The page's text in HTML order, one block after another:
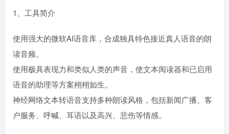
1、工具简介
使用强大的微软AI语音库，合成独具特色接近真人语音的朗
读音频。
使用极具表现力和类似人类的声音，使文本阅读器和已启用
语音的助理等方案栩栩如生。
神经网络文本转语音支持多种朗读风格，包括新闻广播、客
户服务、呼喊、耳语以及高兴、悲伤等情感。